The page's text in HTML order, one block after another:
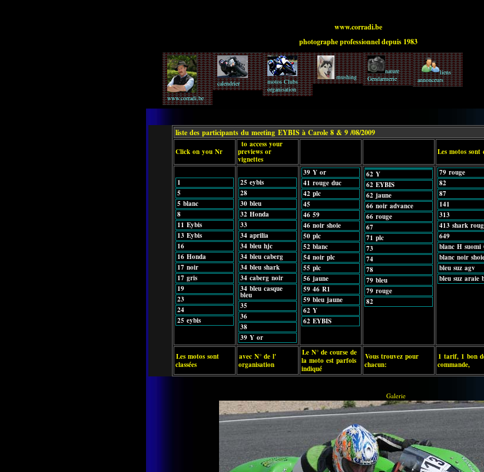
www.corradi.be
photographe professionnel depuis 1983
www.corradi.be
calendrier
motos Clubs
organisation
mushing
nature
Gendarmerie
liens
annonceurs
liste des participants du meeting EYBIS à Carole 8 & 9 /08/2009
Click on you Nr
to access your
previews or
vignettes
Les motos sont
1
5
5 blanc
8
11 Eybis
13 Eybis
16
16 Honda
17 noir
17 gris
19
23
24
25 eybis
25 eybis
28
30 bleu
32 Honda
33
34 aprilia
34 bleu hjc
34 bleu caberg
34 bleu shark
34 caberg noir
34 bleu casque
bleu
35
36
38
39 Y or
39 Y or
41 rouge duc
42 plc
45
46 59
46 noir shoie
50 plc
52 blanc
54 noir plc
55 plc
56 jaune
59 46 R1
59 bleu jaune
62 Y
62 EYBIS
62 Y
62 EYBIS
62 jaune
66 noir advance
66 rouge
67
71 plc
73
74
78
79 bleu
79 rouge
82
79 rouge
82
87
141
313
413 shark
649
blanc H suomi
blanc noir
bleu suz agv
bleu suz araie
Les motos sont
classées
avec N° de l'
organisation
Le N° de course de
la moto est parfois
indiqué
Vous trouvez pour
chacun:
1 tarif, 1 bon
commande,
Galerie